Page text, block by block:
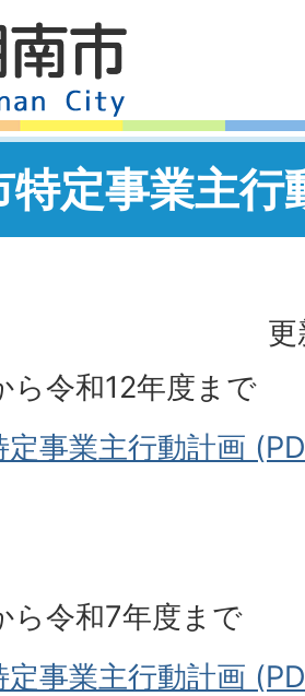
特定事業主行
ら令和12年度まで
定事業主行動計画
ら令和7年度まで
定事業主行動計画